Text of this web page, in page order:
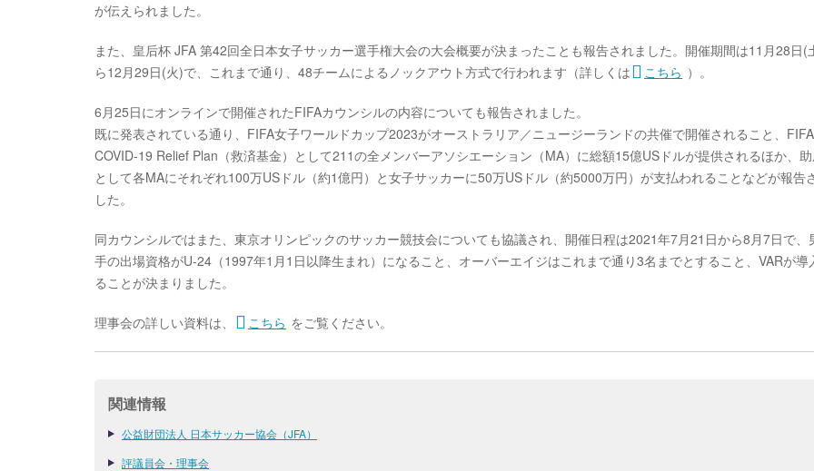
が伝えられました。
また、皇后杯 JFA 第42回全日本女子サッカー選手権大会の大会概要が決まったことも報告されました。開催期間は11月28日(
ら12月29日(火)で、これまで通り、48チームによるノックアウト方式で行われます（詳しくは
こちら ）。
6月25日にオンラインで開催されたFIFAカウンシルの内容についても報告されました。
既に発表されている通り、FIFA女子ワールドカップ2023がオーストラリア／ニュージーランドの共催で開催されること、FIFA
COVID-19 Relief Plan（救済基金）として211の全メンバーアソシエーション（MA）に総額15億USドルが提供されるほか、
として各MAにそれぞれ100万USドル（約1億円）と女子サッカーに50万USドル（約5000万円）が支払われることなどが報告
した。
同カウンシルではまた、東京オリンピックのサッカー競技会についても協議され、開催日程は2021年7月21日から8月7日で、
手の出場資格がU-24（1997年1月1日以降生まれ）になること、オーバーエイジはこれまで通り3名までとすること、VARが導
ることが決まりました。
理事会の詳しい資料は、 こちら をご覧ください。
関連情報
公益財団法人 日本サッカー協会（JFA）
評議員会・理事会